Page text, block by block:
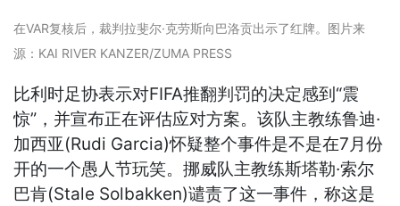
在VAR复核后，裁判拉斐尔·克劳斯向巴洛贡出示了红牌。图片来
源：KAI RIVER KANZER/ZUMA PRESS
比利时足协表示对FIFA推翻判罚的决定感到“震
惊”，并宣布正在评估应对方案。该队主教练鲁迪·
加西亚(Rudi Garcia)怀疑整个事件是不是在7月份
开的一个愚人节玩笑。挪威队主教练斯塔勒·索尔
巴肯(Stale Solbakken)谴责了这一事件，称这是